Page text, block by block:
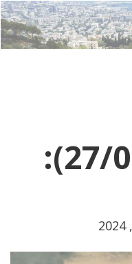
לחץ
כאן
לחץ
כדי
האוויר(27/06/24):